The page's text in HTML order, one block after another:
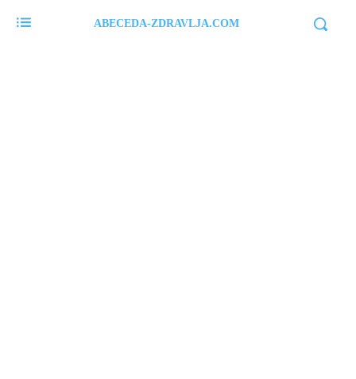
ABECEDA-ZDRAVLJA.COM